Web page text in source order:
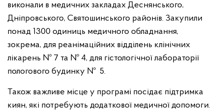
виконали в медичних закладах Деснянського,
Дніпровського, Святошинського районів. Закупили
понад 1300 одиниць медичного обладнання,
зокрема, для реанімаційних відділень клінічних
лікарень № 7 та № 4, для гістологічної лабораторії
пологового будинку № 5.
Також важливе місце у програмі посідає підтримка
киян, які потребують додаткової медичної допомоги.